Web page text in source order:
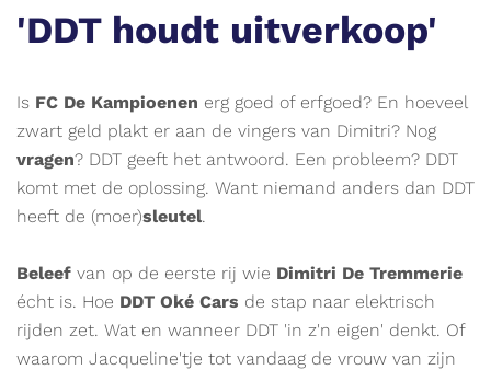
Naar
content
'DDT houdt uitverkoop'
Is FC De Kampioenen erg goed of erfgoed? En hoeveel
zwart geld plakt er aan de vingers van Dimitri? Nog
vragen? DDT geeft het antwoord. Een probleem? DDT
komt met de oplossing. Want niemand anders dan DDT
heeft de (moer)sleutel.
Beleef van op de eerste rij wie Dimitri De Tremmerie
écht is. Hoe DDT Oké Cars de stap naar elektrisch
rijden zet. Wat en wanneer DDT 'in z'n eigen' denkt. Of
waarom Jacqueline'tje tot vandaag de vrouw van zijn